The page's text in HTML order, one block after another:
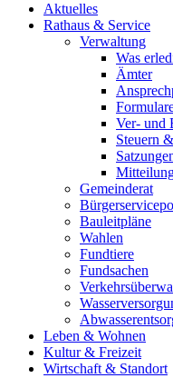
Aktuelles
Rathaus & Service
Verwaltung
Was
Ämter
Ver- und
Steuern
Gemeinderat
Bauleitpläne
Wahlen
Fundtiere
Fundsachen
Leben & Wohnen
Kultur & Freizeit
Wirtschaft & Standort